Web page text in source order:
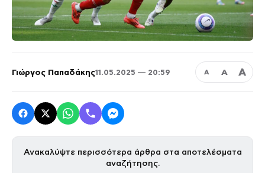
Γιώργος Παπαδάκης11.05.2025 — 20:59 Α Α Α
Ανακαλύψτε περισσότερα άρθρα στα αποτελέσματα
αναζήτησης.